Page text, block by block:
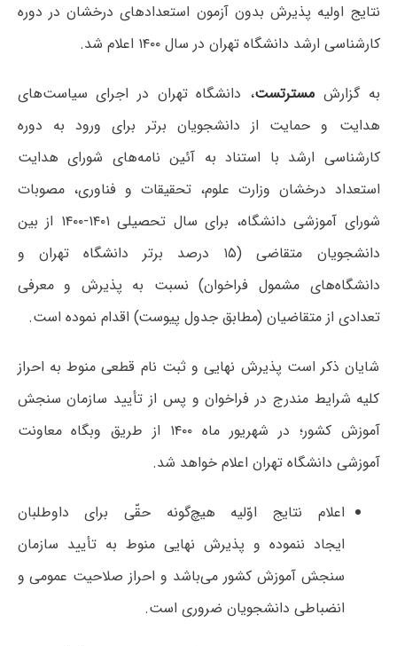
نتایج اولیه پذیرش بدون آزمون استعدادهای درخشان در دوره
کارشناسی ارشد دانشگاه تهران در سال ۱۴۰۰ اعلام شد.
به گزارش مسترتست، دانشگاه تهران در اجرای سیاست‌های
هدایت و حمایت از دانشجویان برتر برای ورود به دوره
کارشناسی ارشد با استناد به آئین نامه‌های شورای هدایت
استعداد درخشان وزارت علوم، تحقیقات و فناوری، مصوبات
شورای آموزشی دانشگاه، برای سال تحصیلی ۱۴۰۱-۱۴۰۰ از بین
دانشجویان متقاضی (۱۵ درصد برتر دانشگاه تهران و
دانشگاه‌های مشمول فراخوان) نسبت به پذیرش و معرفی
تعدادی از متقاضیان (مطابق جدول پیوست) اقدام نموده است.
شایان ذکر است پذیرش نهایی و ثبت نام قطعی منوط به احراز
کلیه شرایط مندرج در فراخوان و پس از تأیید سازمان سنجش
آموزش کشور؛ در شهریور ماه ۱۴۰۰ از طریق وبگاه معاونت
آموزشی دانشگاه تهران اعلام خواهد شد.
اعلام نتایج اوّلیه هیچ‌گونه حقّی برای داوطلبان
ایجاد ننموده و پذیرش نهایی منوط به تأیید سازمان
سنجش آموزش کشور می‌باشد و احراز صلاحیت عمومی و
انضباطی دانشجویان ضروری است.